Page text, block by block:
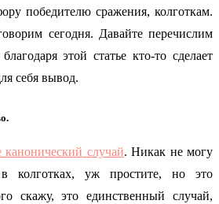
победителю сражения, колготкам.
сегодня. Давайте перечислим
этой статье кто-то сделает
себя вывод.
канонический случай. Никак не могу
в колготках, уж простите, но это
скажу, это единственный случай,